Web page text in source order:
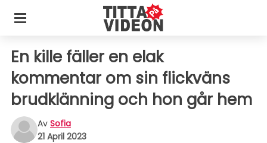
En kille fäller en elak
kommentar om sin flickväns
brudklänning och hon går hem
Av Sofia
21 April 2023